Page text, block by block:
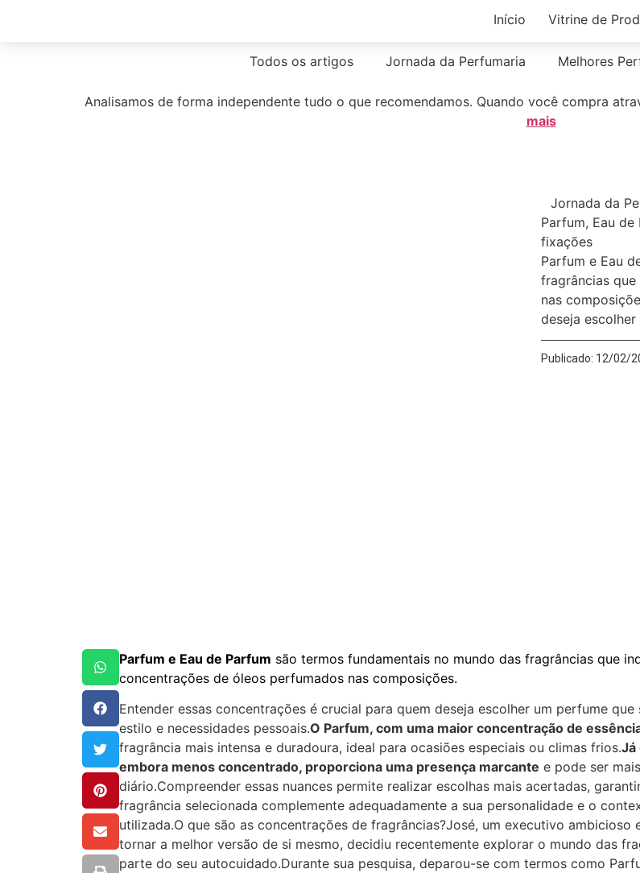
Início Vitrine de
Todos os artigos Jornada da Perfumaria Melhores
Analisamos de forma independente tudo o que recomendamos. Quando você compra
mais
Jornada da
Parfum, Eau
fixações
Parfum e Eau
fragrâncias
nas
deseja escolher
Publicado: 12/02/
Parfum e Eau de Parfum são termos fundamentais no mundo das fragrâncias que
concentrações de óleos perfumados nas composições.
Entender essas concentrações é crucial para quem deseja escolher um perfume que
estilo e necessidades pessoais.O Parfum, com uma maior concentração de
fragrância mais intensa e duradoura, ideal para ocasiões especiais ou climas frios.Já
embora menos concentrado, proporciona uma presença marcante e pode ser
diário.Compreender essas nuances permite realizar escolhas mais acertadas,
fragrância selecionada complemente adequadamente a sua personalidade e o
utilizada.O que são as concentrações de fragrâncias?José, um executivo ambicioso
tornar a melhor versão de si mesmo, decidiu recentemente explorar o mundo das
parte do seu autocuidado.Durante sua pesquisa, deparou-se com termos como